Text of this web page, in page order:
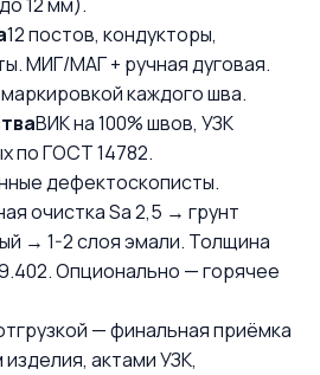
12 постов, кондукторы,
МИГ/МАГ + ручная дуговая.
каждого шва.
ВИК на 100% швов, УЗК
по ГОСТ 14782.
дефектоскописты.
очистка Sa 2,5 → грунт
→ 1-2 слоя эмали. Толщина
Опционально — горячее
— финальная приёмка
актами УЗК,